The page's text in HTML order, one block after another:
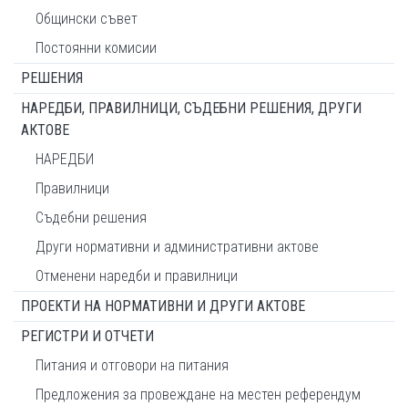
Общински съвет
Постоянни комисии
РЕШЕНИЯ
НАРЕДБИ, ПРАВИЛНИЦИ, СЪДЕБНИ РЕШЕНИЯ, ДРУГИ
АКТОВЕ
НАРЕДБИ
Правилници
Съдебни решения
Други нормативни и административни актове
Отменени наредби и правилници
ПРОЕКТИ НА НОРМАТИВНИ И ДРУГИ АКТОВЕ
РЕГИСТРИ И ОТЧЕТИ
Питания и отговори на питания
Предложения за провеждане на местен референдум